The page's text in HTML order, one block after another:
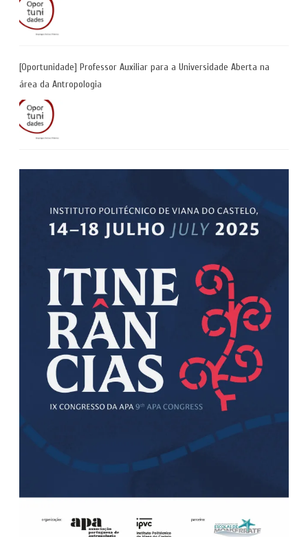
[Oportunidade] Professor Auxiliar para a Universidade Aberta na
área da Antropologia